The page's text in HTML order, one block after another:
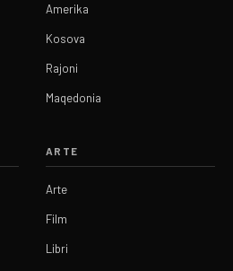
Amerika
Kosova
Rajoni
Maqedonia
ARTE
Arte
Film
Libri